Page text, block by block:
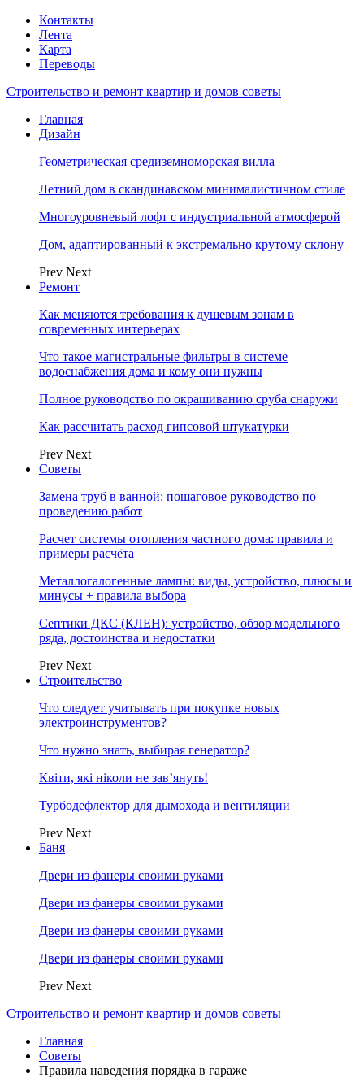
Контакты
Лента
Карта
Переводы
Строительство и ремонт квартир и домов советы
Главная
Дизайн
Геометрическая средиземноморская вилла
Летний дом в скандинавском минималистичном стиле
Многоуровневый лофт с индустриальной атмосферой
Дом, адаптированный к экстремально крутому склону
Prev Next
Ремонт
Как меняются требования к душевым зонам в
современных интерьерах
Что такое магистральные фильтры в системе
водоснабжения дома и кому они нужны
Полное руководство по окрашиванию сруба снаружи
Как рассчитать расход гипсовой штукатурки
Prev Next
Советы
Замена труб в ванной: пошаговое руководство по
проведению работ
Расчет системы отопления частного дома: правила и
примеры расчёта
Металлогалогенные лампы: виды, устройство, плюсы и
минусы + правила выбора
Септики ДКС (КЛЕН): устройство, обзор модельного
ряда, достоинства и недостатки
Prev Next
Строительство
Что следует учитывать при покупке новых
электроинструментов?
Что нужно знать, выбирая генератор?
Квіти, які ніколи не зав’януть!
Турбодефлектор для дымохода и вентиляции
Prev Next
Баня
Двери из фанеры своими руками
Двери из фанеры своими руками
Двери из фанеры своими руками
Двери из фанеры своими руками
Prev Next
Строительство и ремонт квартир и домов советы
Главная
Советы
Правила наведения порядка в гараже